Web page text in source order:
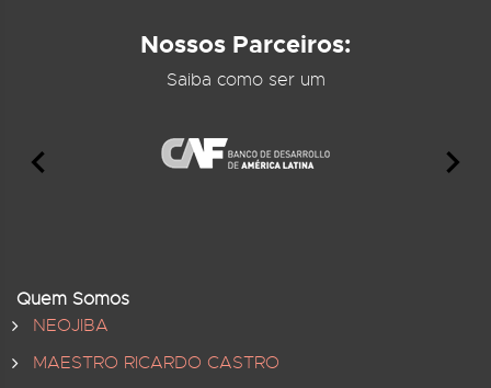
Nossos Parceiros:
Saiba como ser um
Quem Somos
NEOJIBA
MAESTRO RICARDO CASTRO